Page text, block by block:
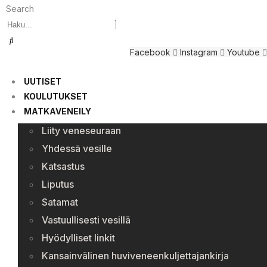
Search
Facebook Instagram Youtube
UUTISET
KOULUTUKSET
MATKAVENEILY
Liity veneseuraan
Yhdessä vesille
Katsastus
Liputus
Satamat
Vastuullisesti vesillä
Hyödylliset linkit
Kansainvälinen huviveneenkuljettajankirja